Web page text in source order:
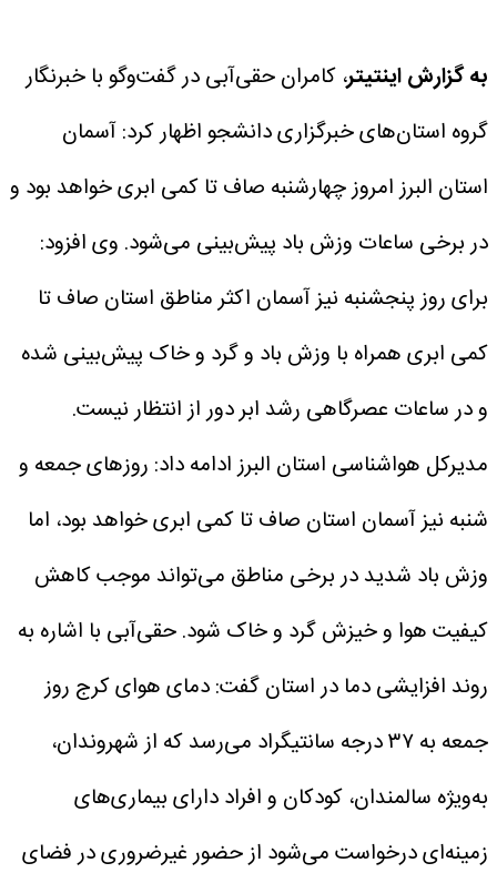
به گزارش اینتیتر، کامران حقی‌آبی در گفت‌و‌گو با خبرنگار
گروه استان‌های خبرگزاری دانشجو اظهار کرد: آسمان
استان البرز امروز چهارشنبه صاف تا کمی ابری خواهد بود و
در برخی ساعات وزش باد پیش‌بینی می‌شود. وی افزود:
برای روز پنجشنبه نیز آسمان اکثر مناطق استان صاف تا
کمی ابری همراه با وزش باد و گرد و خاک پیش‌بینی شده
و در ساعات عصرگاهی رشد ابر دور از انتظار نیست.
مدیرکل هواشناسی استان البرز ادامه داد: روز‌های جمعه و
شنبه نیز آسمان استان صاف تا کمی ابری خواهد بود، اما
وزش باد شدید در برخی مناطق می‌تواند موجب کاهش
کیفیت هوا و خیزش گرد و خاک شود.حقی‌آبی با اشاره به
روند افزایشی دما در استان گفت: دمای هوای کرج روز
جمعه به ۳۷ درجه سانتیگراد می‌رسد که از شهروندان،
به‌ویژه سالمندان، کودکان و افراد دارای بیماری‌های
زمینه‌ای درخواست می‌شود از حضور غیرضروری در فضای